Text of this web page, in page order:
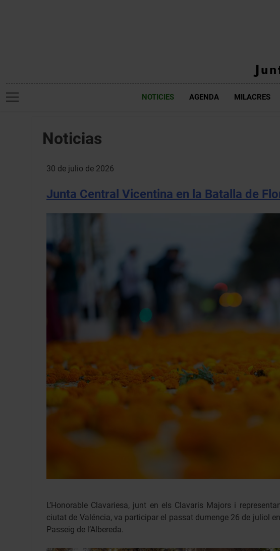
Web
NOTICIES AGENDA MILACRES
Noticias
30 de julio de 2026
Junta Central Vicentina en la Batalla de
L’Honorable Clavariesa, junt en els Clavaris Majors i
ciutat de Valéncia, va participar el passat dumenge 26 de juliol
Passeig de l’Albereda.